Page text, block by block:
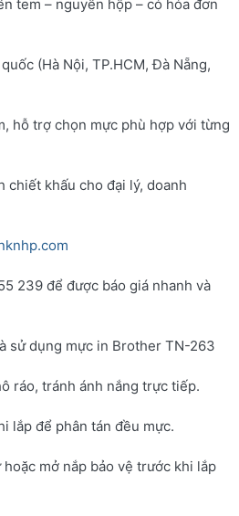
tem – nguyên hộp – có hóa đơn
(Hà Nội, TP.HCM, Đà Nẵng,
hỗ trợ chọn mực phù hợp với từng
chiết khấu cho đại lý, doanh
239 để được báo giá nhanh và
sử dụng mực in Brother TN-263
ráo, tránh ánh nắng trực tiếp.
lắp để phân tán đều mực.
mở nắp bảo vệ trước khi lắp